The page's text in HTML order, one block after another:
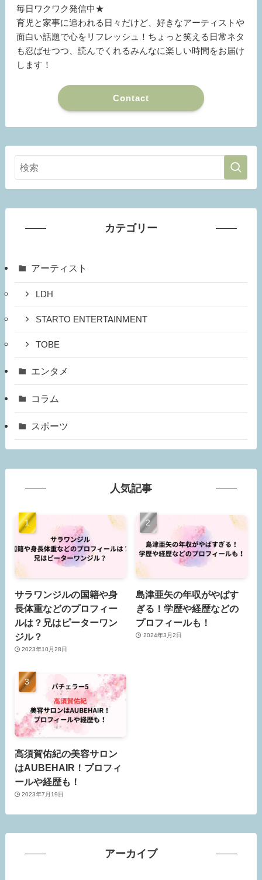
毎日ワクワク発信中★
育児と家事に追われる日々だけど、好きなアーティストや
面白い話題で心をリフレッシュ！ちょっと笑える日常ネタ
も忍ばせつつ、読んでくれるみんなに楽しい時間をお届け
します！
Contact
カテゴリー
アーティスト
LDH
STARTO ENTERTAINMENT
TOBE
エンタメ
コラム
スポーツ
人気記事
サラワンジルの国籍や身
長体重などのプロフィー
ルは？兄はピーターワン
ジル？
2023年10月28日
島津亜矢の年収がやばす
ぎる！学歴や経歴などの
プロフィールも！
2024年3月2日
高須賀佑紀の美容サロン
はAUBEHAIR！プロフィ
ールや経歴も！
2023年7月19日
アーカイブ